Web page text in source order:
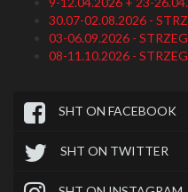
30.07-02.08.2026 -
03-06.09.2026 -
08-11.10.2026 -
SHT ON FACEBOOK
SHT ON TWITTER